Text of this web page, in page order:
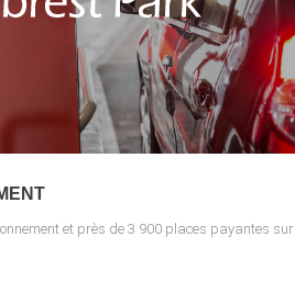
et près de 3 900 places payantes sur